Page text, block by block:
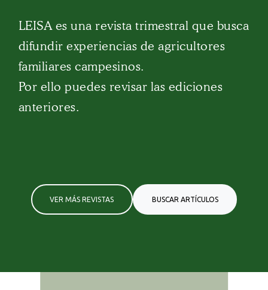
LEISA es una revista trimestral que busca
difundir experiencias de agricultores
familiares campesinos.
Por ello puedes revisar las ediciones
anteriores.
VER MÁS REVISTAS BUSCAR ARTÍCULOS